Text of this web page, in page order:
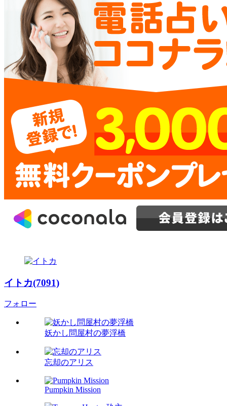
イトカ(7091)
フォロー
妖かし問屋村の夢浮橋
忘却のアリス
Pumpkin Mission